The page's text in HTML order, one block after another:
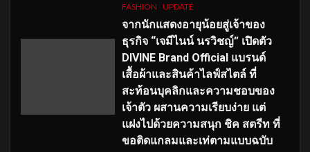
FASHION UPDATE
จากนักแสดงอายุน้อยสู่เจ้าของ
ธุรกิจ “เจมีไนน์ นรวิชญ์” เปิดตัว
DIVINE Brand Official แบรนด์
เสื้อผ้าและสินค้าไลฟ์สไตล์ ที่
สะท้อนบุคลิกและความชอบของ
เจ้าตัว ผสานความเรียบง่าย แต่
แฝงไปด้วยความสนุก ชิค สตรีท ที่
ขอติดแกลมและเท่ตามแบบฉบับ